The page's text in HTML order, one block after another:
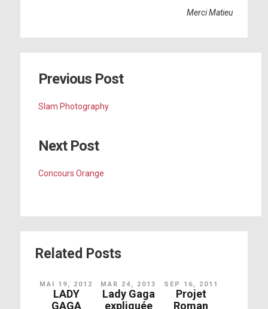
Merci Matieu
Previous Post
Slam Photography
Next Post
Concours Orange
Related Posts
MAI 19, 2012
LADY
GAGA
MAR 24, 2013
Lady Gaga
expliquée
SEP 16, 2011
Projet
Roman